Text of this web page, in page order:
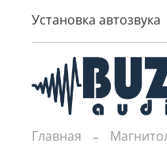
Установка автозвука
Главная